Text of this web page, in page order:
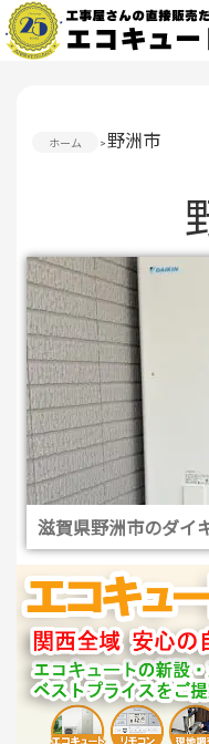
ホーム 野洲市
滋賀県野洲市のダイ